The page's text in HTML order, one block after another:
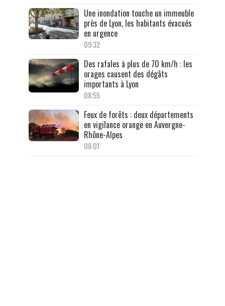
Une inondation touche un immeuble
près de Lyon, les habitants évacués
en urgence
09:32
Des rafales à plus de 70 km/h : les
orages causent des dégâts
importants à Lyon
08:55
Feux de forêts : deux départements
en vigilance orange en Auvergne-
Rhône-Alpes
08:01